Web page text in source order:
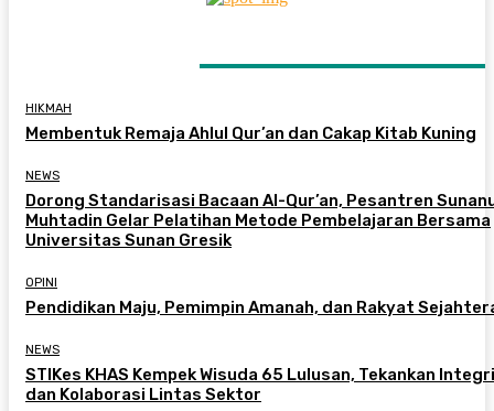
HIKMAH
Membentuk Remaja Ahlul Qur’an dan Cakap Kitab Kuning
NEWS
Dorong Standarisasi Bacaan Al-Qur’an, Pesantren
Muhtadin Gelar Pelatihan Metode Pembelajaran Bersama
Universitas Sunan Gresik
OPINI
Pendidikan Maju, Pemimpin Amanah, dan Rakyat
NEWS
STIKes KHAS Kempek Wisuda 65 Lulusan, Tekankan
dan Kolaborasi Lintas Sektor